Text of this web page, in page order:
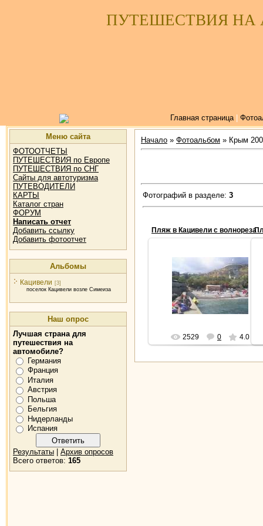
ПУТЕШЕСТВИЯ НА
Главная страница|
Меню сайта
ФОТООТЧЕТЫ
ПУТЕШЕСТВИЯ по Европе
ПУТЕШЕСТВИЯ по СНГ
Сайты для автотуризма
ПУТЕВОДИТЕЛИ
КАРТЫ
Каталог стран
ФОРУМ
Написать отчет
Добавить ссылку
Добавить фотоотчет
Альбомы
Кацивели [3]
поселок Кацивели возле Симеиза
Наш опрос
Лучшая страна для
путешествия на
автомобиле?
Германия
Франция
Италия
Австрия
Польша
Бельгия
Нидерланды
Испания
Результаты
Архив опросов
Всего ответов: 165
Начало » Фотоальбом » Крым
Фотографий в разделе: 3
Пляж в Кацивели с волнореза
2009-09-28
Пляж в Кацивели с волнореза
travel
2529 0 4.0